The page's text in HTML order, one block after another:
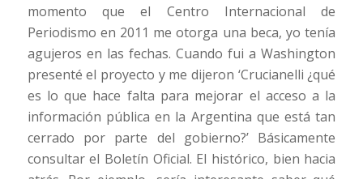
momento que el Centro Internacional de
Periodismo en 2011 me otorga una beca, yo tenía
agujeros en las fechas. Cuando fui a Washington
presenté el proyecto y me dijeron ‘Crucianelli ¿qué
es lo que hace falta para mejorar el acceso a la
información pública en la Argentina que está tan
cerrado por parte del gobierno?’ Básicamente
consultar el Boletín Oficial. El histórico, bien hacia